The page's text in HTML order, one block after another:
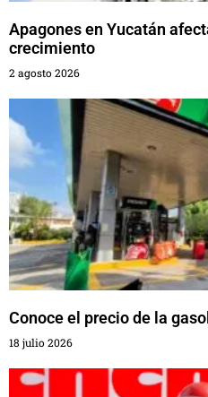
Apagones en Yucatán
crecimiento
2 agosto 2026
Conoce el precio de la
18 julio 2026